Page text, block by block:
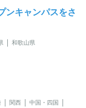
ンキャンパスをさ
和歌山県
関西
中国・四国